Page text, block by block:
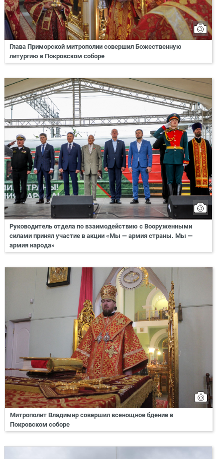
Глава Приморской митрополии совершил Божественную
литургию в Покровском соборе
Руководитель отдела по взаимодействию с Вооруженными
силами принял участие в акции «Мы — армия страны. Мы —
армия народа»
Митрополит Владимир совершил всенощное бдение в
Покровском соборе